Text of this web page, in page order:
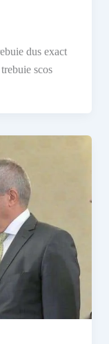
dus exact
scos